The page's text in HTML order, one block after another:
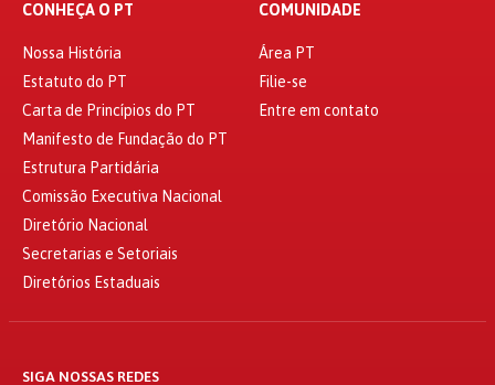
CONHEÇA O PT
Nossa História
Estatuto do PT
Carta de Princípios do PT
Manifesto de Fundação do PT
Estrutura Partidária
Comissão Executiva Nacional
Diretório Nacional
Secretarias e Setoriais
Diretórios Estaduais
COMUNIDADE
Área PT
Filie-se
Entre em contato
SIGA NOSSAS REDES